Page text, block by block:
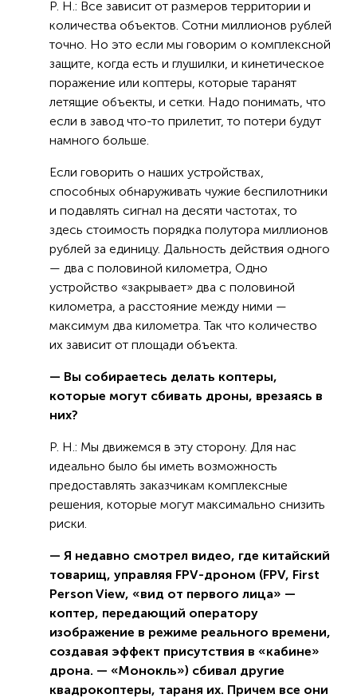
Р. Н.: Все зависит от размеров территории и
количества объектов. Сотни миллионов рублей
точно. Но это если мы говорим о комплексной
защите, когда есть и глушилки, и кинетическое
поражение или коптеры, которые таранят
летящие объекты, и сетки. Надо понимать, что
если в завод что-то прилетит, то потери будут
намного больше.
Если говорить о наших устройствах,
способных обнаруживать чужие беспилотники
и подавлять сигнал на десяти частотах, то
здесь стоимость порядка полутора миллионов
рублей за единицу. Дальность действия одного
— два с половиной километра, Одно
устройство «закрывает» два с половиной
километра, а расстояние между ними —
максимум два километра. Так что количество
их зависит от площади объекта.
— Вы собираетесь делать коптеры,
которые могут сбивать дроны, врезаясь в
них?
Р. Н.: Мы движемся в эту сторону. Для нас
идеально было бы иметь возможность
предоставлять заказчикам комплексные
решения, которые могут максимально снизить
риски.
— Я недавно смотрел видео, где китайский
товарищ, управляя FPV-дроном (FPV, First
Person View, «вид от первого лица» —
коптер, передающий оператору
изображение в режиме реального времени,
создавая эффект присутствия в «кабине»
дрона. — «Монокль») сбивал другие
квадрокоптеры, тараня их. Причем все они